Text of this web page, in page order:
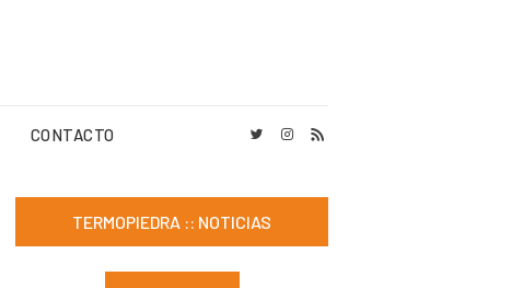
CONTACTO
TERMOPIEDRA :: NOTICIAS